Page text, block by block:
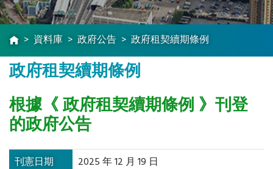
資料庫 政府公告 政府租契續期條例
政府租契續期條例
根據《 政府租契續期條例 》刊登
的政府公告
刊憲日期
2025 年 12 月 19 日